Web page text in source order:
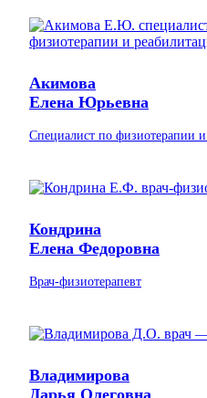
Акимова
Елена Юрьевна
Специалист по физиотерапии
Кондрина
Елена Федоровна
Врач-физиотерапевт
Владимирова
Дарья Олеговна